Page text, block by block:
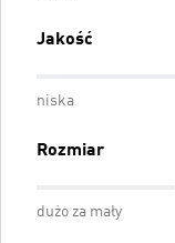
Jakość
niska
Rozmiar
dużo za mały